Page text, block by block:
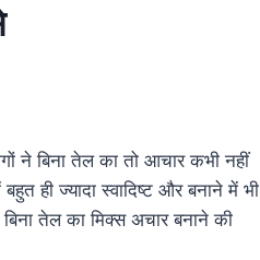
ने बिना तेल का तो आचार कभी नहीं
ही ज्यादा स्वादिष्ट और बनाने में भी
तेल का मिक्स अचार बनाने की